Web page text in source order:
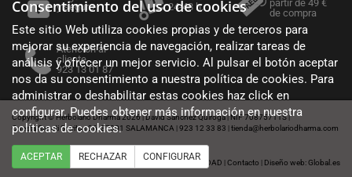
y seguro
24-48 h.
partir de 49 €
de compra
Atención al
cliente
923 13 01 87
Copyright © Herbolario Dharma 2026 | David Sánchez Quiroga NIF 70875711S |
Cuesta Sancti Spiritus 36, 37001 SALAMANCA 923 12 33 83 tienda@herbolariodharma.com
Política de cookies Aviso legal POLÍTICA DE PRIVACIDAD Contacto Diseño web: Global.es
Consentimiento del uso de cookies
Este sitio Web utiliza cookies propias y de terceros para
mejorar su experiencia de navegación, realizar tareas de
análisis y ofrecer un mejor servicio. Al pulsar el botón aceptar
nos da su consentimiento a nuestra política de cookies. Para
administrar o deshabilitar estas cookies haz click en
configurar. Puedes obtener más información en nuestra
políticas de cookies.
ACEPTAR RECHAZAR CONFIGURAR